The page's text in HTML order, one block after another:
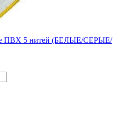
ПВХ 5 нитей (БЕЛЫЕ/СЕРЫЕ/